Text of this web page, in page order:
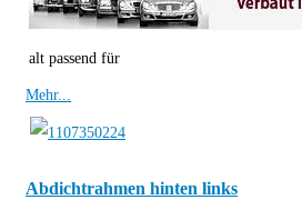
alt passend für
Mehr...
Abdichtrahmen hinten links